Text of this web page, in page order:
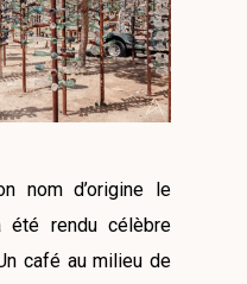
nom d’origine le
rendu célèbre
café au milieu de